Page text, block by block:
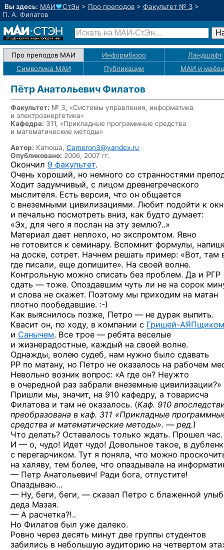
Вы здесь: МАИ♥СтЭн > Про преподов > Факультет № 3 >
П. А. Филатов
Про преподов МАИ Информбюро
Ландшафт
Символика МАИ
Публикации МАИ и
Пётр Анатольевич Филатов
Факультет: № 3, «Системы управления, информатика
и электроэнергетика»
Кафедра: 311, «Прикладные программные средства
и математические методы»
Автор: Катюша, Cameron3@yandex.ru
Опубликовано: 2006, 2007 гг.
Окончил 9 факультет.
Очень хороший, но немного со странностями
Ходит задумчивый, с лицом древнегреческого
мыслителя. Есть версия, что он общается
с внеземными цивилизациями. Любит подойти к
и печально посмотреть вниз, как будто думает:
«Эх, для чего я послан на эту землю?..»
Материал дает неплохо, но экспромтом. Явно
не готовится к семинару. Вспомнит формулы,
на доске, сотрет. Начнем решать пример: «Вот, там
где писали, еще допишите». На своей волне.
Контрольную можно списать без проблем. Да и РГР
сдать — тоже. Опоздавшим чуть ли не на сорок
и слова не скажет. Поэтому мы приходим на матан
плотно пообедавшие. :-)
Как выяснилось позже, Петро — не дурак выпить.
Квасит он, по ходу, в компании с Гришей-АЯПщиком
и Cанычем. Все трое — ребята веселые
и жизнерадостные, каждый на своей волне.
Однажды, волею судеб, нам нужно было сдавать
РР по матану, но Петро не оказалось на рабочем
Невольно возник вопрос: «А где он? Неужто
в очередной раз забрали внеземные цивилизации?»
Пришли мы, значит, на 910 кафедру, а товарисча
Филатова и там не оказалось. (Каф. 910
преобразована в каф. 311 «Прикладные
средства и математические методы». — ред.)
Что делать? Оставалось только ждать. Прошел час.
И — о, чудо! Идет чудо! Довольное такое, в
с перегарчиком. Тут я поняла, что можно
на халяву, тем более, что опаздывала на
— Петр Анатольевич! Ради бога, отпустите!
Опаздываю…
— Ну, беги, беги, — сказал Петро с блаженной
деда Мазая.
— А расчетка?!..
Но Филатов был уже далеко.
Ровно через десять минут две группы студентов
забились в небольшую аудиторию на четвертом